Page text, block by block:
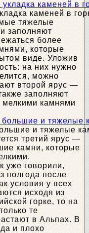
каменей в
тяжелые
заполняют
более
которые
виде. Уложив
на них нужно
можно
второй ярус —
заполняют
камнями
и тяжелые
третий ярус —
камни, которые
уже говорили,
полгода после
условия у всех
исходя из
горке, то на
те
в Альпах. В
и плохо